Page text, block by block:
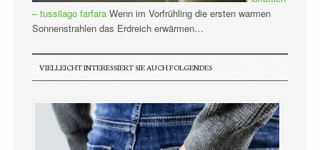
– tussilago farfara Wenn im Vorfrühling die ersten warmen
Sonnenstrahlen das Erdreich erwärmen…
VIELLEICHT INTERESSIERT SIE AUCH FOLGENDES